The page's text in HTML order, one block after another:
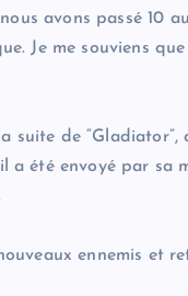
avons passé 10
Je me souviens
suite de “Gladiator”,
été envoyé par sa
ennemis et